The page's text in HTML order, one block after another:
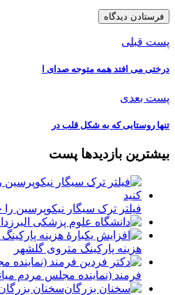
پست قبلی
درختی می افتد همه متوجه صدای ا
پست بعدی
تنها روستایی که به شکل قلب در
بیشترین بازدیدها پست
فیلتر ترک سیگار نیکوپرسین را
هزینه پارکینگ متروی گلشهر
فرمند (نماينده مجلس مردم
سخنان